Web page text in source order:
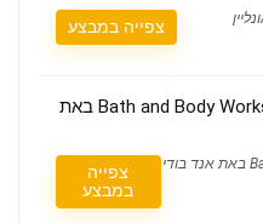
צפייה במבצע
משלוח חינם – Bath and Body Works באת
Bath and Body Works באת אנד בודי
צפייה
במבצע